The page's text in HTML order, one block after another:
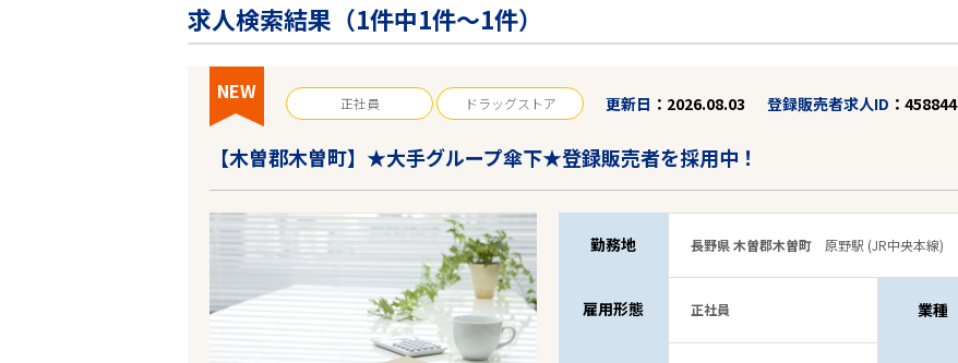
求人検索結果（1件中1件～1件）
NEW 正社員 ドラッグストア 更新日 2026.08.03 登録販売者求人ID 458844
【木曽郡木曽町】★大手グループ傘下★登録販売者を採用中！
勤務地 長野県 木曽郡木曽町 原野駅 (JR中央本線)
雇用形態 正社員 業種